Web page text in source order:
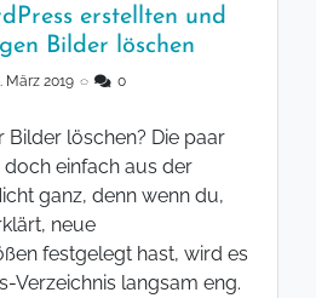
erstellten und
Bilder löschen
März 2019 ◌ 0
löschen? Die paar
einfach aus der
ganz, denn wenn du,
neue
festgelegt hast, wird es
Verzeichnis langsam eng.